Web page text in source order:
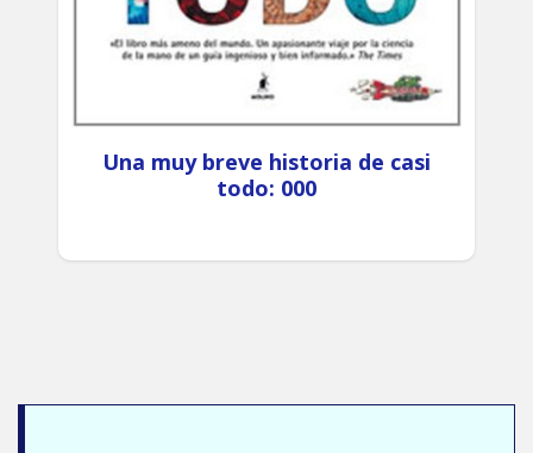
Una muy breve historia de casi
todo: 000